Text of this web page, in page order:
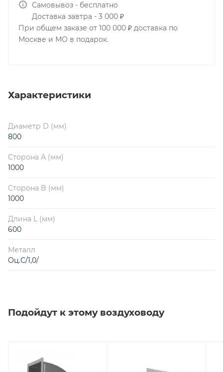
Самовывоз - бесплатно
Доставка завтра - 3 000 ₽
При общем заказе от 100 000 ₽ доставка по
Москве и МО в подарок.
Характеристики
Диаметр D (мм)
800
Сторона А (мм)
1000
Сторона B (мм)
1000
Длина L (мм)
600
Металл
Оц.С/1,0/
Подойдут к этому воздуховоду